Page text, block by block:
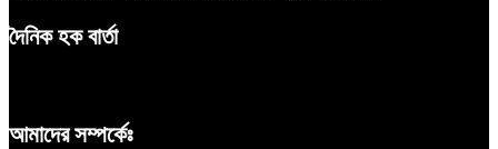
দৈনিক হক বার্তা
আমাদের সম্পর্কেঃ